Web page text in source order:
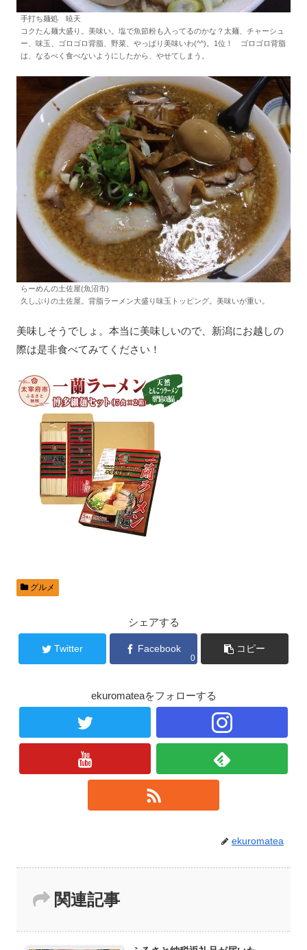
手打ち麺処 暁天
コクたん麺大盛り。美味い。塩で魚節粉も入ってるのかな？太麺、チャーシュ
ー、味玉、ゴロゴロ背脂、野菜、やっぱり美味いわ(^^)。1位！ ゴロゴロ背脂
は、なるべく食べないようにしたから、やせてしまう。
らーめんの土佐屋(魚沼市)
久しぶりの土佐屋。背脂ラーメン大盛り味玉トッピング。美味いが重い。
美味しそうでしょ。本当に美味しいので、新潟にお越しの
際は是非食べてみてください！
グルメ
シェアする
Twitter Facebook
0
コピー
ekuromateaをフォローする
ekuromatea
関連記事